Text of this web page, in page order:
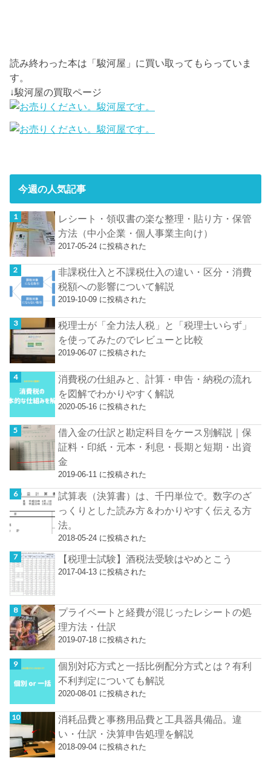
読み終わった本は「駿河屋」に買い取ってもらっていま
す。
↓駿河屋の買取ページ
今週の人気記事
レシート・領収書の楽な整理・貼り方・保管
方法（中小企業・個人事業主向け）
2017-05-24 に投稿された
非課税仕入と不課税仕入の違い・区分・消費
税額への影響について解説
2019-10-09 に投稿された
税理士が「全力法人税」と「税理士いらず」
を使ってみたのでレビューと比較
2019-06-07 に投稿された
消費税の仕組みと、計算・申告・納税の流れ
を図解でわかりやすく解説
2020-05-16 に投稿された
借入金の仕訳と勘定科目をケース別解説｜保
証料・印紙・元本・利息・長期と短期・出資
金
2019-06-11 に投稿された
試算表（決算書）は、千円単位で。数字のざ
っくりとした読み方＆わかりやすく伝える方
法。
2018-05-24 に投稿された
【税理士試験】酒税法受験はやめとこう
2017-04-13 に投稿された
プライベートと経費が混じったレシートの処
理方法・仕訳
2019-07-18 に投稿された
個別対応方式と一括比例配分方式とは？有利
不利判定についても解説
2020-08-01 に投稿された
消耗品費と事務用品費と工具器具備品。違
い・仕訳・決算申告処理を解説
2018-09-04 に投稿された